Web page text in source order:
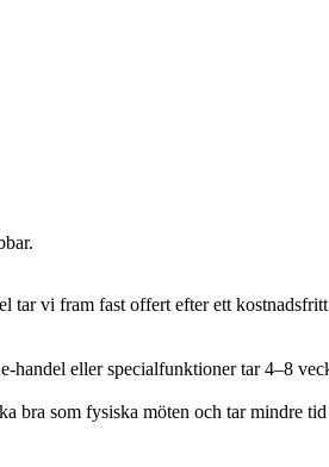
vi fram fast offert efter ett
eller specialfunktioner tar 4–8
som fysiska möten och tar mindre